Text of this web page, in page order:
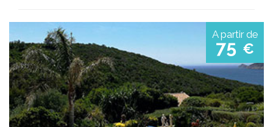
A partir de
75 €